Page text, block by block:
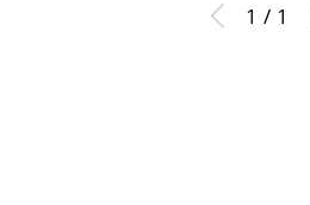
1 / 1